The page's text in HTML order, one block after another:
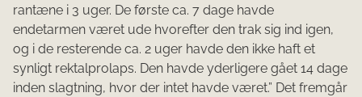
rantæne i 3 uger. De første ca. 7 dage havde
endetarmen været ude hvorefter den trak sig ind igen,
og i de resterende ca. 2 uger havde den ikke haft et
synligt rektalprolaps. Den havde yderligere gået 14 da­ge
inden slagtning, hvor der intet havde været.” Det fremgår